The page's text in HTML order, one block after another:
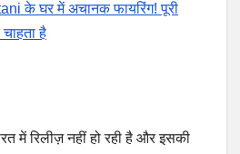
के घर में अचानक फायरिंग! पूरी
है
में रिलीज़ नहीं हो रही है और इसकी